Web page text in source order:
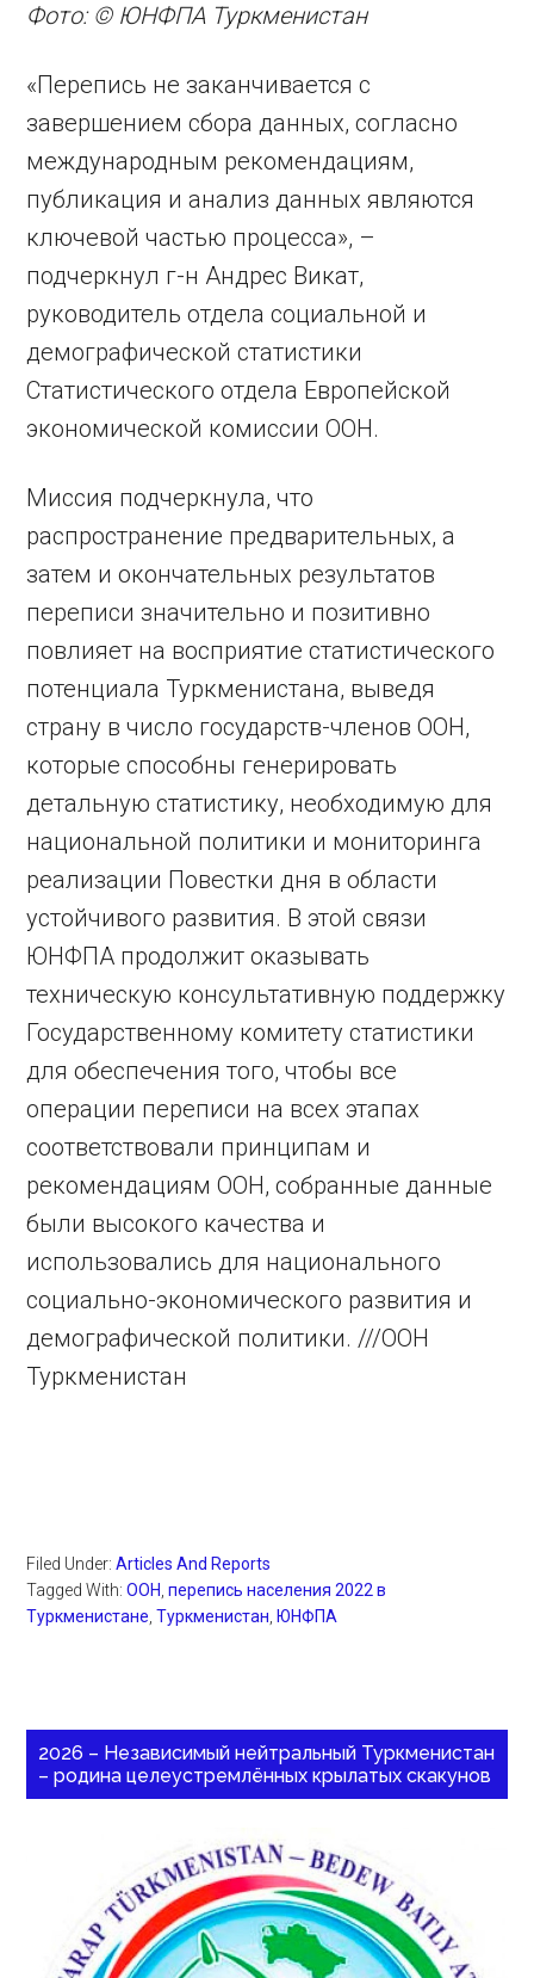
Фото: © ЮНФПА Туркменистан
«Перепись не заканчивается с
завершением сбора данных, согласно
международным рекомендациям,
публикация и анализ данных являются
ключевой частью процесса», –
подчеркнул г-н Андрес Викат,
руководитель отдела социальной и
демографической статистики
Статистического отдела Европейской
экономической комиссии ООН.
Миссия подчеркнула, что
распространение предварительных, а
затем и окончательных результатов
переписи значительно и позитивно
повлияет на восприятие статистического
потенциала Туркменистана, выведя
страну в число государств-членов ООН,
которые способны генерировать
детальную статистику, необходимую для
национальной политики и мониторинга
реализации Повестки дня в области
устойчивого развития. В этой связи
ЮНФПА продолжит оказывать
техническую консультативную поддержку
Государственному комитету статистики
для обеспечения того, чтобы все
операции переписи на всех этапах
соответствовали принципам и
рекомендациям ООН, собранные данные
были высокого качества и
использовались для национального
социально-экономического развития и
демографической политики. ///ООН
Туркменистан
Filed Under:Articles And Reports
Tagged With:ООН,перепись населения 2022 в
Туркменистане,Туркменистан, ЮНФПА
2026 – Независимый нейтральный Туркменистан
– родина целеустремлённых крылатых скакунов